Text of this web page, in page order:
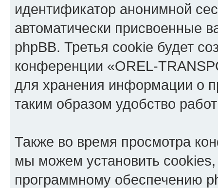
идентификатор анонимной
автоматически присвоенные
phpBB. Третья cookie будет
конференции «OREL-
для хранения информации о
таким образом удобство
Также во время просмотра
мы можем установить
программному обеспечению